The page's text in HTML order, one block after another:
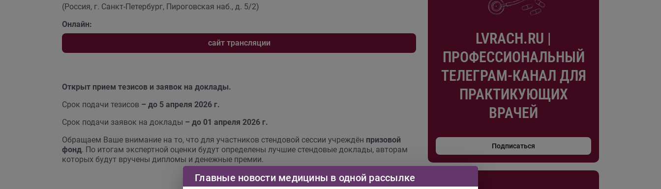
(Россия, г. Санкт-Петербург, Пироговская наб., д. 5/2)
Онлайн:
сайт трансляции
Открыт прием тезисов и заявок на доклады.
Срок подачи тезисов – до 5 апреля 2026 г.
Срок подачи заявок на доклады – до 01 апреля 2026 г.
Обращаем Ваше внимание на то, что для участников стендовой сессии учреждён призовой
фонд. По итогам экспертной оценки будут определены лучшие стендовые доклады, авторам
которых будут вручены дипломы и денежные премии.
LVRACH.RU |
ПРОФЕССИОНАЛЬНЫЙ
ТЕЛЕГРАМ-КАНАЛ ДЛЯ
ПРАКТИКУЮЩИХ
ВРАЧЕЙ
Подписаться
Главные новости медицины в одной рассылке